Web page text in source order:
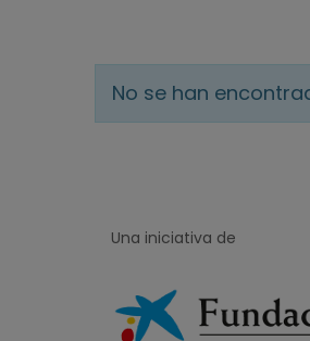
No se han
Una iniciativa de